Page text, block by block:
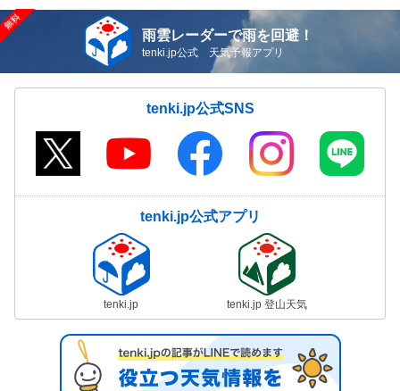
雨雲レーダーで雨を回避！
tenki.jp公式 天気予報アプリ
tenki.jp公式SNS
tenki.jp公式アプリ
tenki.jp tenki.jp 登山天気